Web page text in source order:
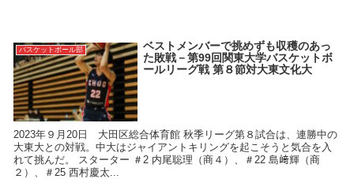
バスケットボール部
ベストメンバーで挑めずも収穫のあっ
た敗戦－第99回関東大学バスケットボ
ールリーグ戦 第８節対大東文化大
2023年９月20日 大田区総合体育館 秋季リーグ第８試合は、連勝中の
大東大との対戦。中大はジャイアントキリングを起こそうと気合を入
れて挑んだ。 スターター ＃2 内尾聡理（商４）、＃22 島﨑輝（商
２）、＃25 西村慶太...